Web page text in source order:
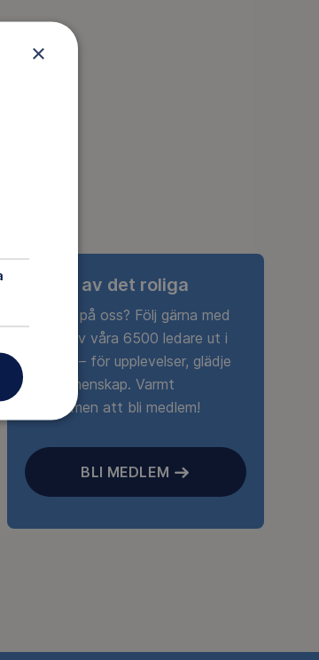
Ta del av det roliga
Nyfiken på oss? Följ gärna med
någon av våra 6500 ledare ut i
naturen – för upplevelser, glädje
och gemenskap. Varmt
välkommen att bli medlem!
BLI MEDLEM
×